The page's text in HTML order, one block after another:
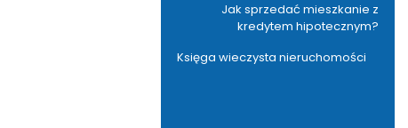
Jak sprzedać mieszkanie z
kredytem hipotecznym?
Księga wieczysta nieruchomości